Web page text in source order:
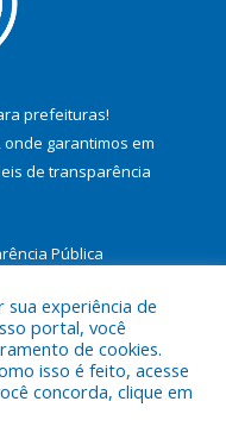
prefeituras!
onde garantimos em
de transparência
Pública
Municipal de
sua experiência de
portal, você
de cookies.
isso é feito, acesse
concorda, clique em